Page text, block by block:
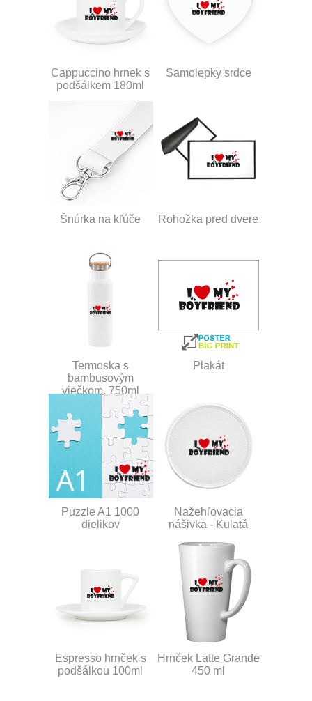
Cappuccino hrnek s
podšálkem 180ml
Samolepky srdce
Šnúrka na kľúče Rohožka pred dvere
Termoska s
bambusovým
viečkom, 750ml
Plakát
Puzzle A1 1000
dielikov
Nažehľovacia
nášivka - Kulatá
Espresso hrnček s
podšálkou 100ml
Hrnček Latte Grande
450 ml